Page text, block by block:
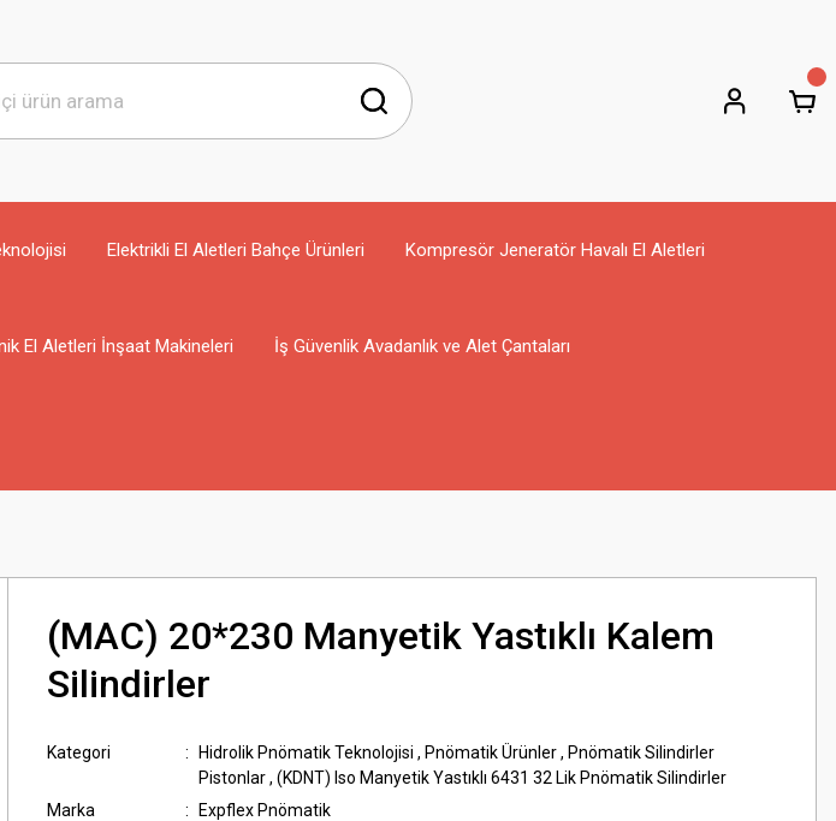
Elektrikli El Aletleri Bahçe Ürünleri Kompresör Jeneratör Havalı El Aletleri
El Aletleri İnşaat Makineleri İş Güvenlik Avadanlık ve Alet Çantaları
(MAC) 20*230 Manyetik Yastıklı Kalem
Silindirler
Kategori Hidrolik Pnömatik Teknolojisi , Pnömatik Ürünler, Pnömatik Silindirler
Pistonlar, (KDNT) Iso Manyetik Yastıklı 6431 32 Lik Pnömatik Silindirler
Marka
Expflex Pnömatik